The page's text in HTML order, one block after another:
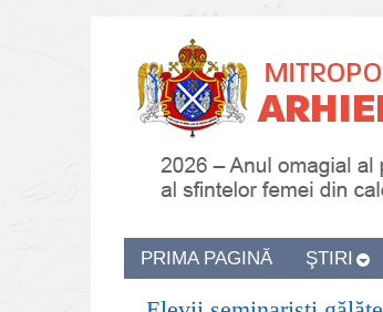
PRIMA PAGINĂ ŞTIRI